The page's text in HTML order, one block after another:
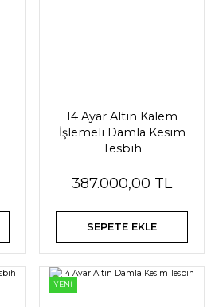
14 Ayar Altın Kalem
İşlemeli Damla Kesim
Tesbih
387.000,00 TL
SEPETE EKLE
YENİ